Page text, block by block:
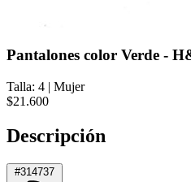
Pantalones color Verde -
Talla: 4 | Mujer
$21.600
Descripción
#314737